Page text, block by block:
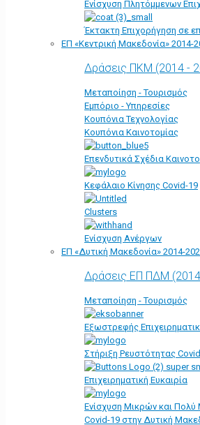
Ενίσχυση Πλητόμμενων
Έκτακτη Επιχορήγηση σε
ΕΠ «Kεντρική Μακεδονία» 2014-
Δράσεις ΠΚΜ (2014 -
Μεταποίηση - Τουρισμός
Εμπόριο - Υπηρεσίες
Κουπόνια Τεχνολογίας
Κουπόνια Καινοτομίας
Επενδυτικά Σχέδια
Κεφάλαιο Κίνησης Covid-19
Clusters
Ενίσχυση Ανέργων
ΕΠ «Δυτική Μακεδονία» 2014-
Δράσεις ΕΠ ΠΔΜ
Μεταποίηση - Τουρισμός
Εξωστρεφής
Στήριξη Ρευστότητας
Επιχειρηματική Ευκαιρία
Ενίσχυση Μικρών και
Covid-19 στην Δυτική